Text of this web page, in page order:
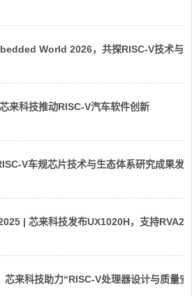
World 2026，共探RISC-V技术与
来科技推动RISC-V汽车软件创新
V车规芯片技术与生态体系研究成果发
| 芯来科技发布UX1020H，支持
芯来科技助力“RISC-V处理器设计与质量